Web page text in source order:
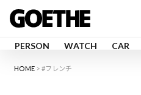
PERSON WATCH CAR
HOME #フレンチ